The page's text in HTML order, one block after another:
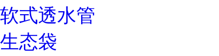
软式透水管
生态袋